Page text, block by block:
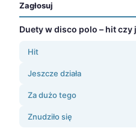
Zagłosuj
Duety w disco polo – hit czy
Hit
Jeszcze działa
Za dużo tego
Znudziło się